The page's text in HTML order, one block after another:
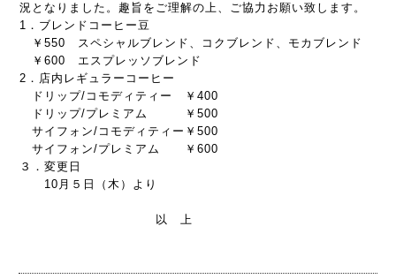
況となりました。趣旨をご理解の上、ご協力お願い致します。
1．ブレンドコーヒー豆
￥550 スペシャルブレンド、コクブレンド、モカブレンド
￥600 エスプレッソブレンド
2．店内レギュラーコーヒー
ドリップ/コモディティー ￥400
ドリップ/プレミアム ￥500
サイフォン/コモディティー￥500
サイフォン/プレミアム ￥600
３．変更日
10月５日（木）より
以 上